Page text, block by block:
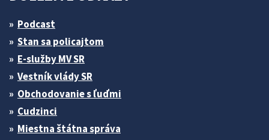
Podcast
Stan sa policajtom
E-služby MV SR
Vestník vlády SR
Obchodovanie s ľuďmi
Cudzinci
Miestna štátna správa